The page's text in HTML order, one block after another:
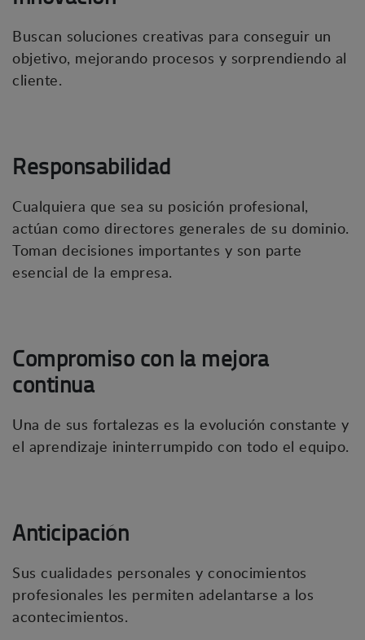
Buscan soluciones creativas para conseguir un
objetivo, mejorando procesos y sorprendiendo al
cliente.
Responsabilidad
Cualquiera que sea su posición profesional,
actúan como directores generales de su dominio.
Toman decisiones importantes y son parte
esencial de la empresa.
Compromiso con la mejora
continua
Una de sus fortalezas es la evolución constante y
el aprendizaje ininterrumpido con todo el equipo.
Anticipación
Sus cualidades personales y conocimientos
profesionales les permiten adelantarse a los
acontecimientos.